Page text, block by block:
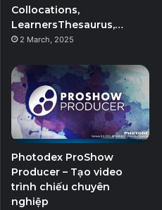
Collocations,
LearnersThesaurus,…
2 March, 2025
Photodex ProShow
Producer – Tạo video
trình chiếu chuyên
nghiệp